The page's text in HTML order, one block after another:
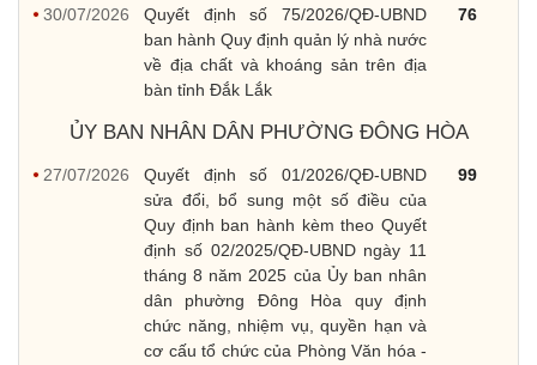
30/07/2026
Quyết định số 75/2026/QĐ-UBND
ban hành Quy định quản lý nhà nước
về địa chất và khoáng sản trên địa
bàn tỉnh Đắk Lắk
76
ỦY BAN NHÂN DÂN PHƯỜNG ĐÔNG HÒA
27/07/2026
Quyết định số 01/2026/QĐ-UBND
sửa đổi, bổ sung một số điều của
Quy định ban hành kèm theo Quyết
định số 02/2025/QĐ-UBND ngày 11
tháng 8 năm 2025 của Ủy ban nhân
dân phường Đông Hòa quy định
chức năng, nhiệm vụ, quyền hạn và
cơ cấu tổ chức của Phòng Văn hóa -
99